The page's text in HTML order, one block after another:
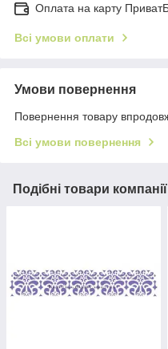
Оплата на карту
Всі умови оплати
Умови повернення
Повернення товару
Всі умови повернення
Подібні товари компанії